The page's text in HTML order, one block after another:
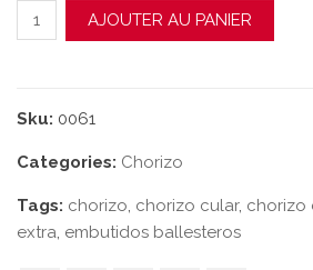
quantité de Chorizo Cular Doux
AJOUTER AU PANIER
Sku: 0061
Categories: Chorizo
Tags: chorizo, chorizo cular, chorizo
extra, embutidos ballesteros